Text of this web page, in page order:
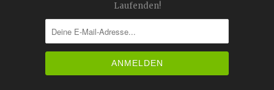
Laufenden!